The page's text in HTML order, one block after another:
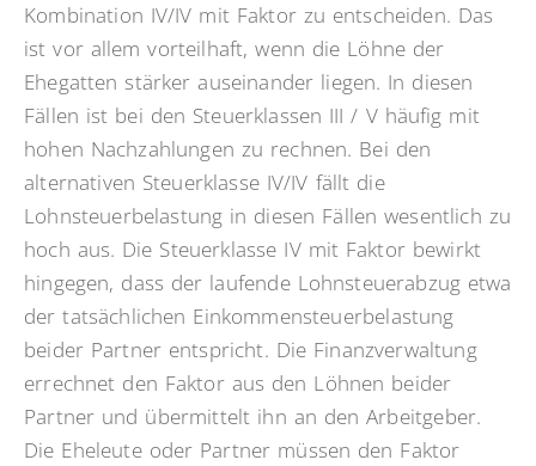
Kombination IV/IV mit Faktor zu entscheiden. Das
ist vor allem vorteilhaft, wenn die Löhne der
Ehegatten stärker auseinander liegen. In diesen
Fällen ist bei den Steuerklassen III / V häufig mit
hohen Nachzahlungen zu rechnen. Bei den
alternativen Steuerklasse IV/IV fällt die
Lohnsteuerbelastung in diesen Fällen wesentlich zu
hoch aus. Die Steuerklasse IV mit Faktor bewirkt
hingegen, dass der laufende Lohnsteuerabzug etwa
der tatsächlichen Einkommensteuerbelastung
beider Partner entspricht. Die Finanzverwaltung
errechnet den Faktor aus den Löhnen beider
Partner und übermittelt ihn an den Arbeitgeber.
Die Eheleute oder Partner müssen den Faktor